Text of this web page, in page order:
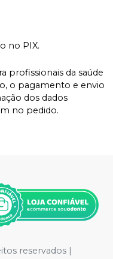
no PIX.
profissionais da saúde
o pagamento e envio
dos dados
no pedido.
reservados |